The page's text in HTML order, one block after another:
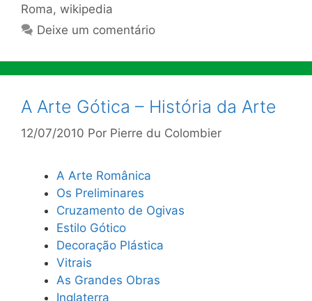
Roma, wikipedia
Deixe um comentário
A Arte Gótica – História da Arte
12/07/2010 Por Pierre du Colombier
A Arte Românica
Os Preliminares
Cruzamento de Ogivas
Estilo Gótico
Decoração Plástica
Vitrais
As Grandes Obras
Inglaterra